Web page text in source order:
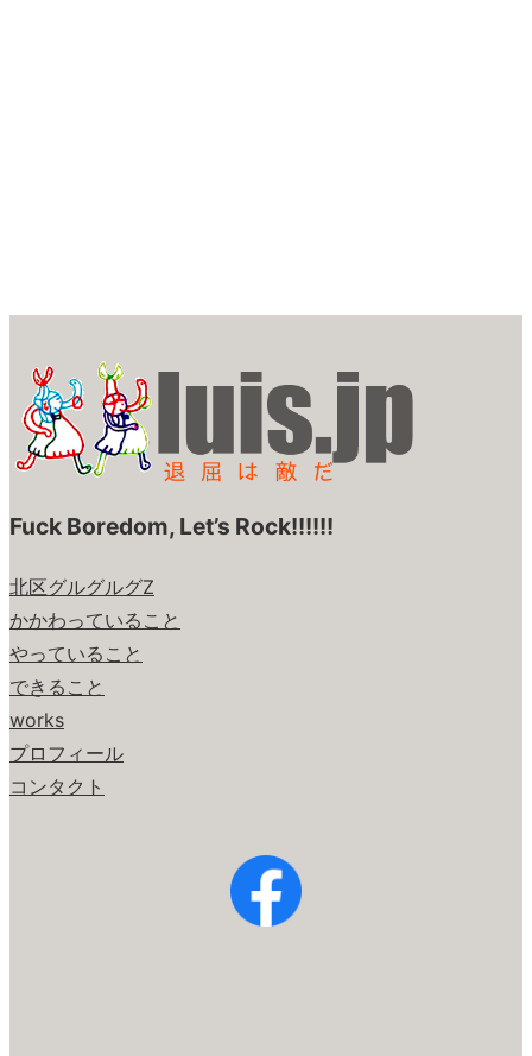
Fuck Boredom, Let’s Rock!!!!!!
北区グルグルグZ
かかわっていること
やっていること
できること
works
プロフィール
コンタクト